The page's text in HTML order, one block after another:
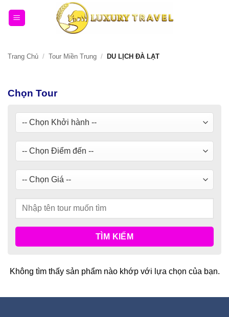
Trang Chủ / Tour Miền Trung / DU LỊCH ĐÀ LẠT
Chọn Tour
TÌM KIẾM
Không tìm thấy sản phẩm nào khớp với lựa chọn của bạn.